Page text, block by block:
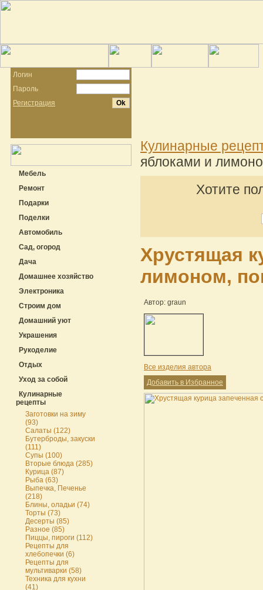
Логин
Пароль
Регистрация
Мебель
Ремонт
Подарки
Поделки
Автомобиль
Сад, огород
Дача
Домашнее хозяйство
Электроника
Строим дом
Домашний уют
Украшения
Рукоделие
Отдых
Уход за собой
Кулинарные
рецепты
Заготовки на зиму
(93)
Салаты (122)
Бутерброды, закуски
(111)
Супы (100)
Вторые блюда (285)
Курица (87)
Рыба (63)
Выпечка, Печенье
(218)
Блины, оладьи (74)
Торты (73)
Десерты (85)
Разное (85)
Пиццы, пироги (112)
Рецепты для
хлебопечки (6)
Рецепты для
мультиварки (58)
Техника для кухни
(41)
Кулинарные
яблоками и
Хотите
Хрустящая
лимоном,
Автор: graun
Все изделия автора
Добавить в Избранное